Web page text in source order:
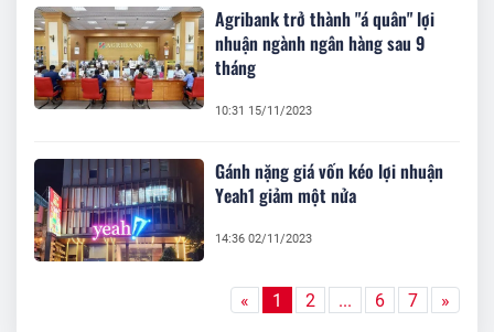
Agribank trở thành "á quân" lợi
nhuận ngành ngân hàng sau 9
tháng
10:31 15/11/2023
Gánh nặng giá vốn kéo lợi nhuận
Yeah1 giảm một nửa
14:36 02/11/2023
« 1 2 ... 6 7 »